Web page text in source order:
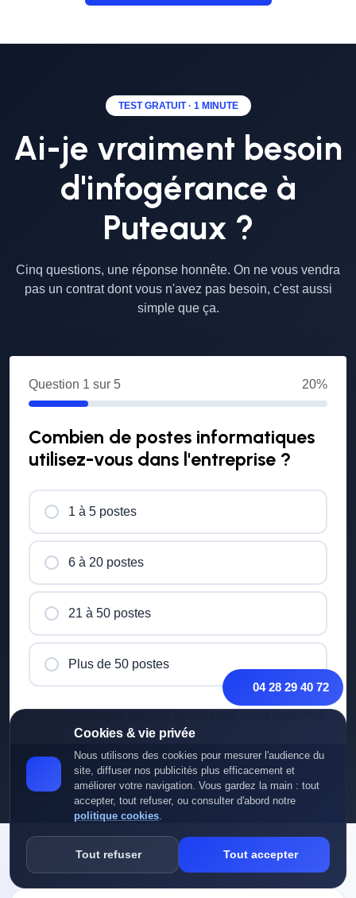
04 28 29 40 72
Cookies & vie privée
Nous utilisons des cookies pour mesurer l'audience du
site, diffuser nos publicités plus efficacement et
améliorer votre navigation. Vous gardez la main : tout
accepter, tout refuser, ou consulter d'abord notre
politique cookies.
Tout refuser Tout accepter
TEST GRATUIT · 1 MINUTE
Ai-je vraiment besoin
d'infogérance à
Puteaux ?
Cinq questions, une réponse honnête. On ne vous vendra
pas un contrat dont vous n'avez pas besoin, c'est aussi
simple que ça.
Question 1 sur 5 20%
Combien de postes informatiques
utilisez-vous dans l'entreprise ?
1 à 5 postes
6 à 20 postes
21 à 50 postes
Plus de 50 postes